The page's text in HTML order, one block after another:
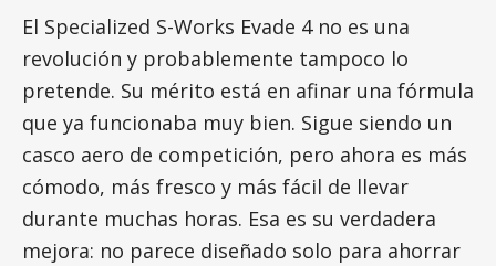
El Specialized S-Works Evade 4 no es una
revolución y probablemente tampoco lo
pretende. Su mérito está en afinar una fórmula
que ya funcionaba muy bien. Sigue siendo un
casco aero de competición, pero ahora es más
cómodo, más fresco y más fácil de llevar
durante muchas horas. Esa es su verdadera
mejora: no parece diseñado solo para ahorrar